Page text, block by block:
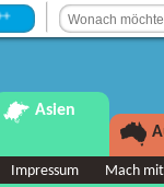
Asien
Impressum Mach mit